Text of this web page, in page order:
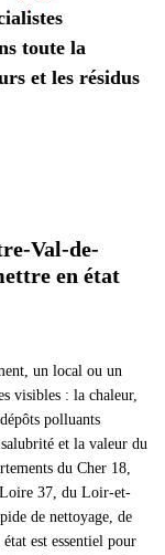
toute la
et les résidus
Val-de-
en état
un local ou un
visibles : la chaleur,
polluants
et la valeur du
du Cher 18,
37, du Loir-et-
de nettoyage, de
est essentiel pour